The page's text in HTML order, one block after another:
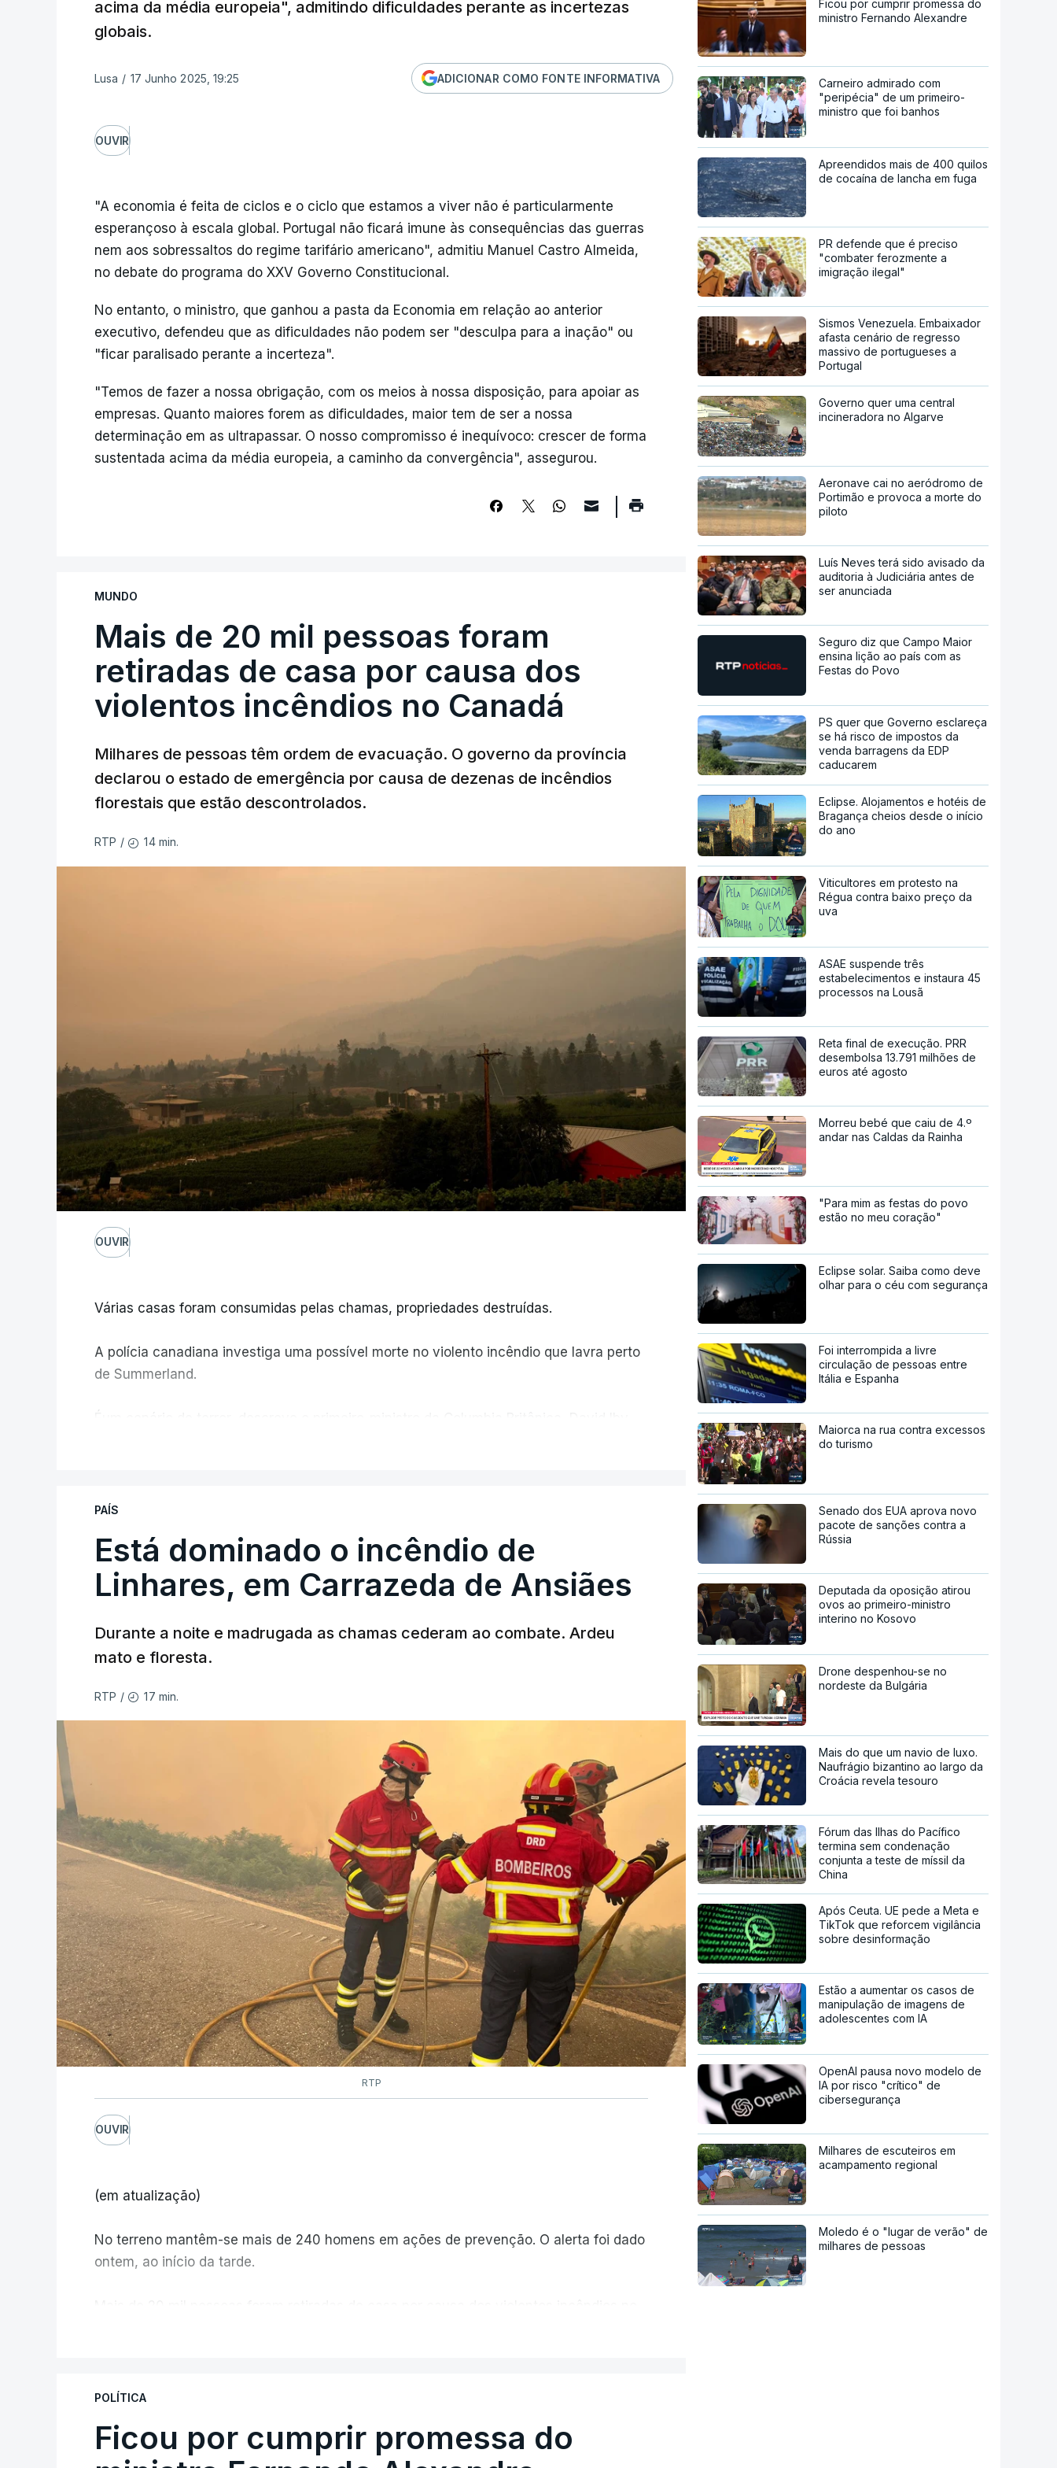
acima da média europeia", admitindo dificuldades perante as incertezas
globais.
Lusa / 17 Junho 2025, 19:25 ADICIONAR COMO FONTE INFORMATIVA
OUVIR
"A economia é feita de ciclos e o ciclo que estamos a viver não é particularmente
esperançoso à escala global. Portugal não ficará imune às consequências das guerras
nem aos sobressaltos do regime tarifário americano", admitiu Manuel Castro Almeida,
no debate do programa do XXV Governo Constitucional.
No entanto, o ministro, que ganhou a pasta da Economia em relação ao anterior
executivo, defendeu que as dificuldades não podem ser "desculpa para a inação" ou
"ficar paralisado perante a incerteza".
"Temos de fazer a nossa obrigação, com os meios à nossa disposição, para apoiar as
empresas. Quanto maiores forem as dificuldades, maior tem de ser a nossa
determinação em as ultrapassar. O nosso compromisso é inequívoco: crescer de forma
sustentada acima da média europeia, a caminho da convergência", assegurou.
MUNDO
Mais de 20 mil pessoas foram
retiradas de casa por causa dos
violentos incêndios no Canadá
Milhares de pessoas têm ordem de evacuação. O governo da província
declarou o estado de emergência por causa de dezenas de incêndios
florestais que estão descontrolados.
RTP / 14 min.
OUVIR
Várias casas foram consumidas pelas chamas, propriedades destruídas.
A polícia canadiana investiga uma possível morte no violento incêndio que lavra perto
de Summerland.
ERRO
ERROR ON HTML5 MEDIA ELEMENT
ESTE CONTEÚDO ESTÁ NESTE MOMENTO INDISPONÍVEL
As autoridades canadianas estimam que vai levar dias ou semanas para controlar o
fogo. Mais de dois mil operacionais estão no terreno no combate às chamas.
PAÍS
Está dominado o incêndio de
Linhares, em Carrazeda de Ansiães
Durante a noite e madrugada as chamas cederam ao combate. Ardeu
mato e floresta.
RTP / 17 min.
RTP
OUVIR
(em atualização)
No terreno mantêm-se mais de 240 homens em ações de prevenção. O alerta foi dado
ontem, ao início da tarde.
POLÍTICA
Ficou por cumprir promessa do
Ficou por cumprir promessa do
ministro Fernando Alexandre
Carneiro admirado com
"peripécia" de um primeiro-
ministro que foi banhos
Apreendidos mais de 400 quilos
de cocaína de lancha em fuga
PR defende que é preciso
"combater ferozmente a
imigração ilegal"
Sismos Venezuela. Embaixador
afasta cenário de regresso
massivo de portugueses a
Portugal
Governo quer uma central
incineradora no Algarve
Aeronave cai no aeródromo de
Portimão e provoca a morte do
piloto
Luís Neves terá sido avisado da
auditoria à Judiciária antes de
ser anunciada
Seguro diz que Campo Maior
ensina lição ao país com as
Festas do Povo
PS quer que Governo esclareça
se há risco de impostos da
venda barragens da EDP
caducarem
Eclipse. Alojamentos e hotéis de
Bragança cheios desde o início
do ano
Viticultores em protesto na
Régua contra baixo preço da
uva
ASAE suspende três
estabelecimentos e instaura 45
processos na Lousã
Reta final de execução. PRR
desembolsa 13.791 milhões de
euros até agosto
Morreu bebé que caiu de 4.º
andar nas Caldas da Rainha
"Para mim as festas do povo
estão no meu coração"
Eclipse solar. Saiba como deve
olhar para o céu com segurança
Foi interrompida a livre
circulação de pessoas entre
Itália e Espanha
Maiorca na rua contra excessos
do turismo
Senado dos EUA aprova novo
pacote de sanções contra a
Rússia
Deputada da oposição atirou
ovos ao primeiro-ministro
interino no Kosovo
Drone despenhou-se no
nordeste da Bulgária
Mais do que um navio de luxo.
Naufrágio bizantino ao largo da
Croácia revela tesouro
Fórum das Ilhas do Pacífico
termina sem condenação
conjunta a teste de míssil da
China
Após Ceuta. UE pede a Meta e
TikTok que reforcem vigilância
sobre desinformação
Estão a aumentar os casos de
manipulação de imagens de
adolescentes com IA
OpenAI pausa novo modelo de
IA por risco "crítico" de
cibersegurança
Milhares de escuteiros em
acampamento regional
Moledo é o "lugar de verão" de
milhares de pessoas